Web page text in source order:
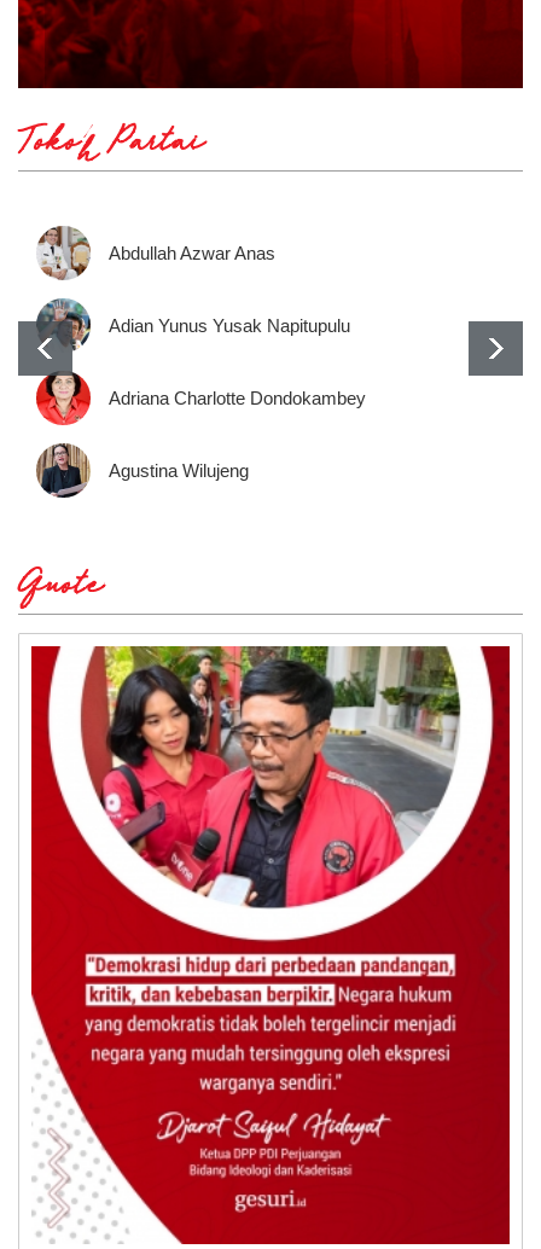
Tokoh Partai
Abdullah Azwar Anas
Adian Yunus Yusak Napitupulu
Adriana Charlotte Dondokambey
Agustina Wilujeng
Quote